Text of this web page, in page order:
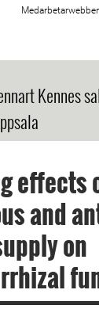
Kennes
effects
and
on